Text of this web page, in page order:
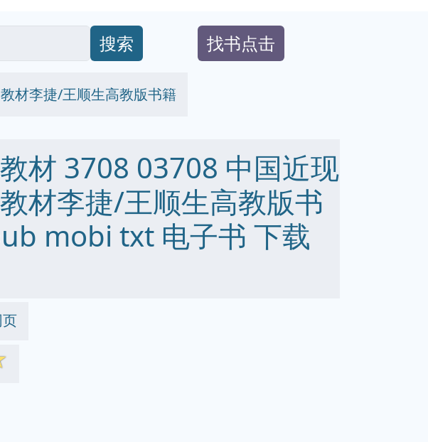
搜索 找书点击
材李捷/王顺生高教版书籍
材 3708 03708 中国近现
材李捷/王顺生高教版书
mobi txt 电子书 下载